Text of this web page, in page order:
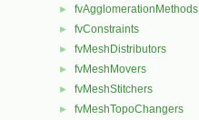
► fvAgglomerationMethods
► fvConstraints
► fvMeshDistributors
► fvMeshMovers
► fvMeshStitchers
► fvMeshTopoChangers